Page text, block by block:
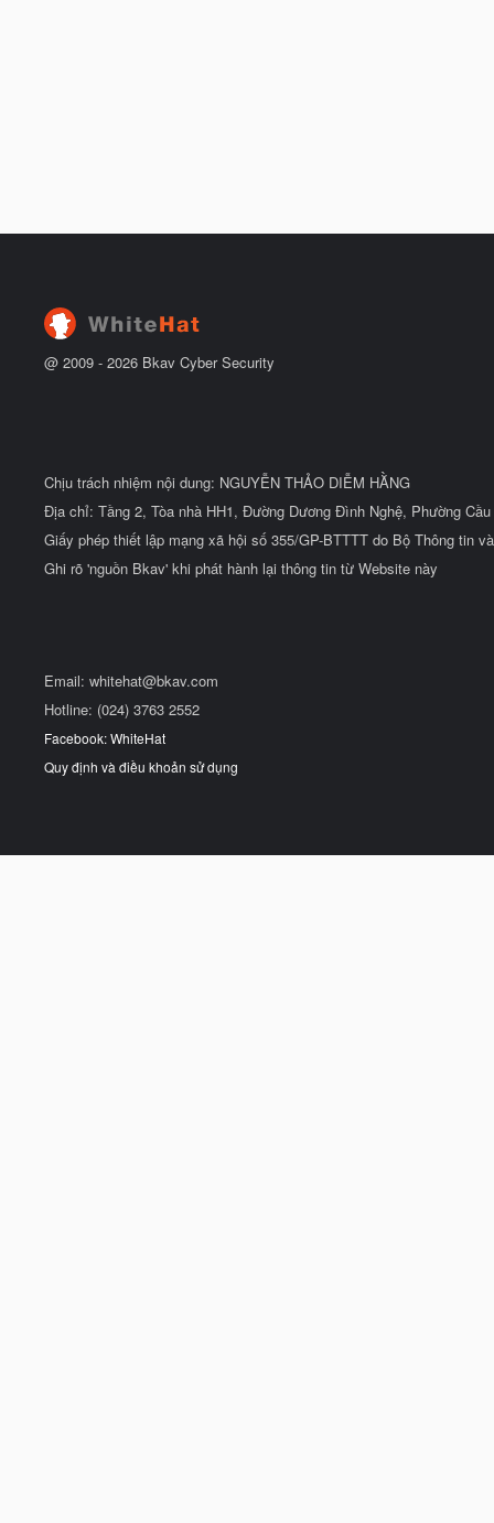
@ 2009 - 2026 Bkav Cyber Security
Chịu trách nhiệm nội dung: NGUYỄN THẢO DIỄM HẰNG
Địa chỉ: Tầng 2, Tòa nhà HH1, Đường Dương Đình Nghệ, Phường
Giấy phép thiết lập mạng xã hội số 355/GP-BTTTT do Bộ Thông tin
Ghi rõ 'nguồn Bkav' khi phát hành lại thông tin từ Website này
Email: whitehat@bkav.com
Hotline: (024) 3763 2552
Facebook: WhiteHat
Quy định và điều khoản sử dụng